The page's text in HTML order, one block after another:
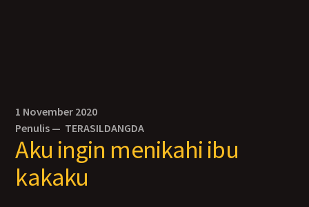
1 November 2020
Penulis — TERASILDANGDA
Aku ingin menikahi ibu
kakaku